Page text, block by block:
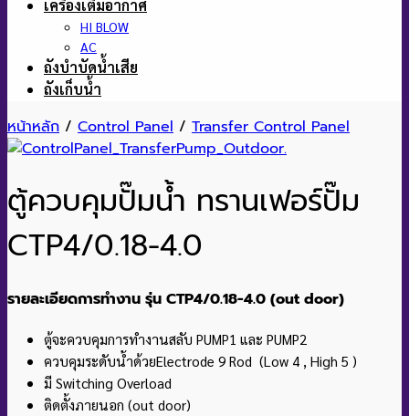
เครื่องเติมอากาศ
HI BLOW
AC
ถังบำบัดน้ำเสีย
ถังเก็บน้ำ
หน้าหลัก / Control Panel / Transfer Control Panel
ตู้ควบคุมปั๊มน้ำ ทรานเฟอร์ปั๊ม
CTP4/0.18-4.0
รายละเอียดการทำงาน รุ่น CTP4/0.18-4.0 (out door)
ตู้จะควบคุมการทำงานสลับ PUMP1 และ PUMP2
ควบคุมระดับน้ำด้วยElectrode 9 Rod (Low 4 , High 5 )
มี Switching Overload
ติดตั้งภายนอก (out door)